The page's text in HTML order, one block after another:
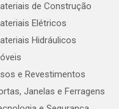
de Construção
Elétricos
Hidráulicos
e Revestimentos
Janelas e Ferragens